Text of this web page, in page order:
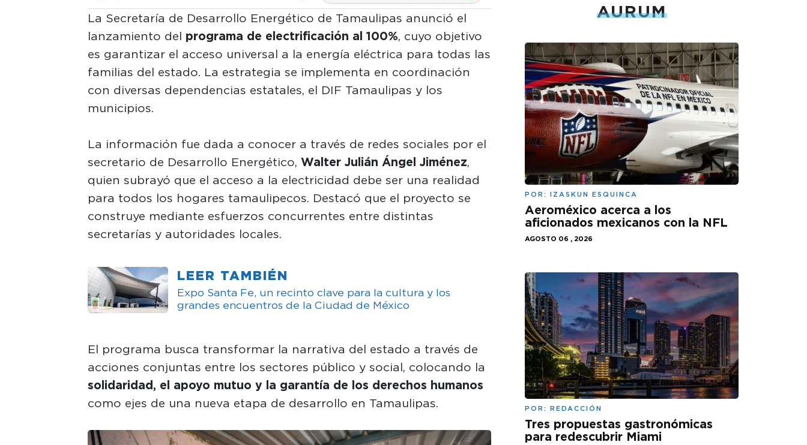
La Secretaría de Desarrollo Energético de Tamaulipas anunció el
lanzamiento del programa de electrificación al 100%, cuyo objetivo
es garantizar el acceso universal a la energía eléctrica para todas las
familias del estado. La estrategia se implementa en coordinación
con diversas dependencias estatales, el DIF Tamaulipas y los
municipios.
La información fue dada a conocer a través de redes sociales por el
secretario de Desarrollo Energético, Walter Julián Ángel Jiménez,
quien subrayó que el acceso a la electricidad debe ser una realidad
para todos los hogares tamaulipecos. Destacó que el proyecto se
construye mediante esfuerzos concurrentes entre distintas
secretarías y autoridades locales.
LEER TAMBIÉN
Expo Santa Fe, un recinto clave para la cultura y los
grandes encuentros de la Ciudad de México
El programa busca transformar la narrativa del estado a través de
acciones conjuntas entre los sectores público y social, colocando la
solidaridad, el apoyo mutuo y la garantía de los derechos humanos
como ejes de una nueva etapa de desarrollo en Tamaulipas.
AURUM
POR: IZASKUN ESQUINCA
Aeroméxico acerca a los
aficionados mexicanos con la NFL
AGOSTO 06 , 2026
POR: REDACCIÓN
Tres propuestas gastronómicas
para redescubrir Miami